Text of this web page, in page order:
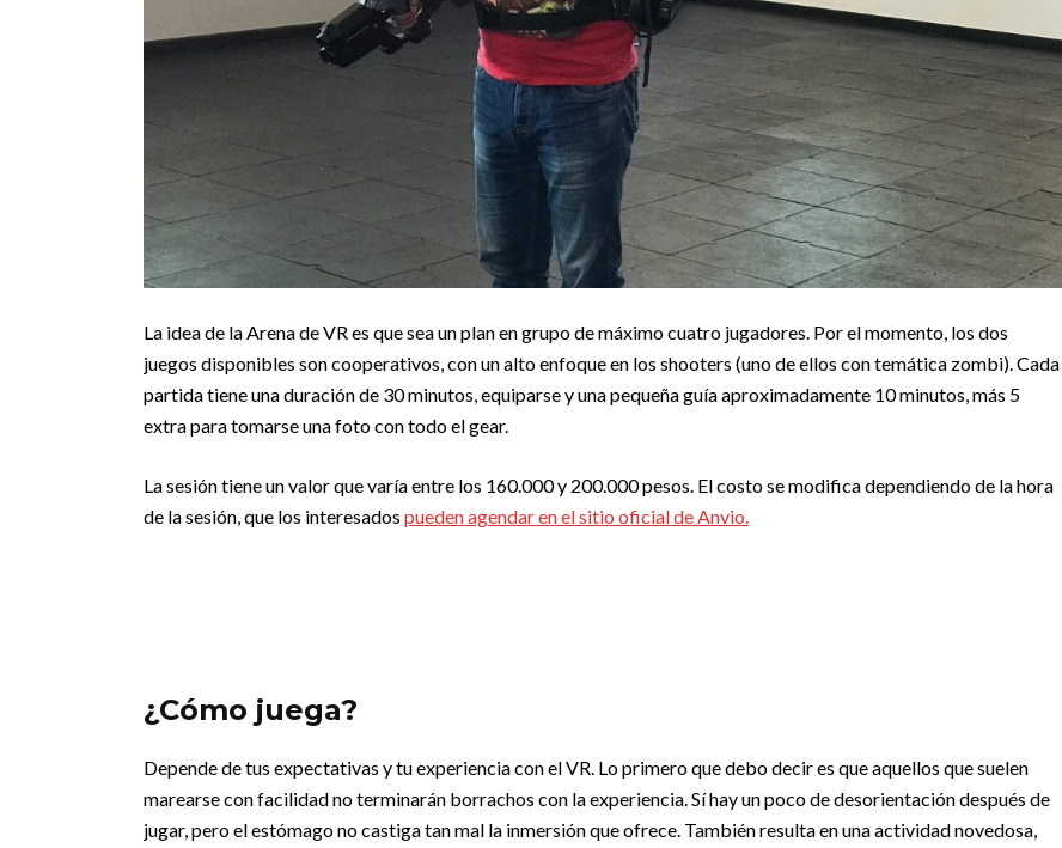
La idea de la Arena de VR es que sea un plan en grupo de máximo cuatro jugadores. Por el momento, los dos
juegos disponibles son cooperativos, con un alto enfoque en los shooters (uno de ellos con temática zombi). Cada
partida tiene una duración de 30 minutos, equiparse y una pequeña guía aproximadamente 10 minutos, más 5
extra para tomarse una foto con todo el gear.
La sesión tiene un valor que varía entre los 160.000 y 200.000 pesos. El costo se modifica dependiendo de la hora
de la sesión, que los interesados pueden agendar en el sitio oficial de Anvio.
¿Cómo juega?
Depende de tus expectativas y tu experiencia con el VR. Lo primero que debo decir es que aquellos que suelen
marearse con facilidad no terminarán borrachos con la experiencia. Sí hay un poco de desorientación después de
jugar, pero el estómago no castiga tan mal la inmersión que ofrece. También resulta en una actividad novedosa,